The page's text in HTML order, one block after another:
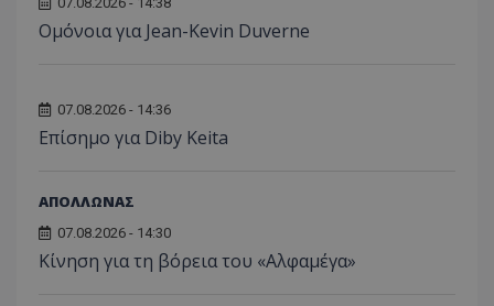
Ομόνοια για Jean-Kevin Duverne
07.08.2026 - 14:36
Επίσημο για Diby Keita
ΑΠΟΛΛΩΝΑΣ
07.08.2026 - 14:30
Κίνηση για τη βόρεια του «Αλφαμέγα»